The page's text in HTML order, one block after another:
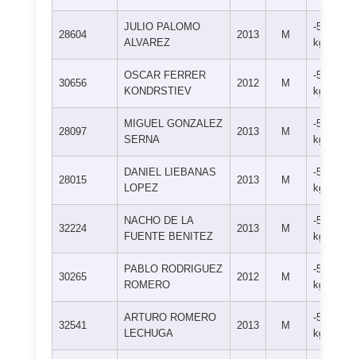
28604
JULIO PALOMO
ALVAREZ
2013 M
-50
kg
30656
OSCAR FERRER
KONDRSTIEV
2012 M
-50
kg
28097
MIGUEL GONZALEZ
SERNA
2013 M
-55
kg
28015
DANIEL LIEBANAS
LOPEZ
2013 M
-55
kg
32224
NACHO DE LA
FUENTE BENITEZ
2013 M
-55
kg
30265
PABLO RODRIGUEZ
ROMERO
2012 M
-55
kg
32541
ARTURO ROMERO
LECHUGA
2013 M
-55
kg